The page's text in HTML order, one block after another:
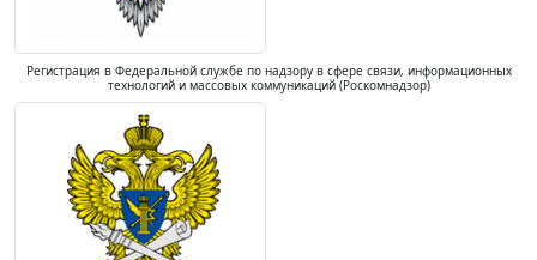
Регистрация в Федеральной службе по надзору в сфере связи, информационных
технологий и массовых коммуникаций (Роскомнадзор)